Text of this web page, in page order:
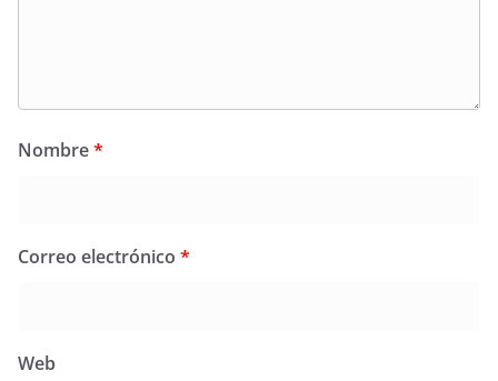
Nombre*
Correo electrónico *
Web